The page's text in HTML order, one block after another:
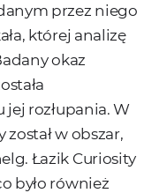
przez niego
której analizę
okaz
rozłupania. W
w obszar,
Łazik Curiosity
było również